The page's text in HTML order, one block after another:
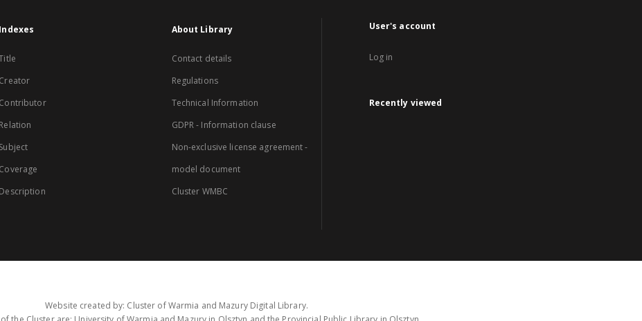
Indexes
Creator
Contributor
Relation
Subject
Coverage
Description
About Library
Contact details
Regulations
Technical Information
GDPR - Information clause
Non-exclusive license agreement -
model document
Cluster WMBC
User's account
Log in
Recently viewed
Website created by: Cluster of Warmia and Mazury Digital Library.